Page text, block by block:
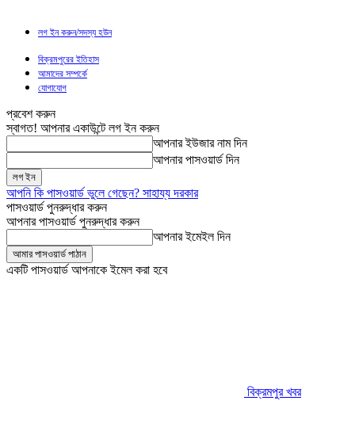
লগ ইন করুন/সদস্য হউন
বিক্রমপুরের ইতিহাস
আমাদের সম্পর্কে
যোগাযোগ
প্রবেশ করুন
স্বাগত! আপনার একাউন্টে লগ ইন করুন
আপনার ইউজার নাম দিন
আপনার পাসওয়ার্ড দিন
আপনি কি পাসওয়ার্ড ভুলে গেছেন? সাহায্য দরকার
পাসওয়ার্ড পুনরুদ্ধার করুন
আপনার পাসওয়ার্ড পুনরুদ্ধার করুন
আপনার ইমেইল দিন
একটি পাসওয়ার্ড আপনাকে ইমেল করা হবে
বিক্রমপুর খবর